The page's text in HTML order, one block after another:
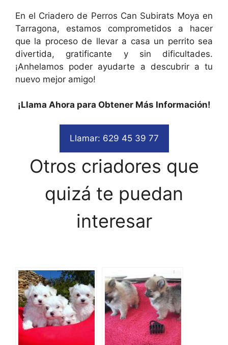
En el Criadero de Perros Can Subirats Moya en
Tarragona, estamos comprometidos a hacer
que la proceso de llevar a casa un perrito sea
divertida, gratificante y sin dificultades.
¡Anhelamos poder ayudarte a descubrir a tu
nuevo mejor amigo!
¡Llama Ahora para Obtener Más Información!
Llamar: 629 45 39 77
Otros criadores que
quizá te puedan
interesar